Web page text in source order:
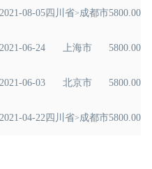
2021-08-05四川省>成都市5800.00
2021-06-24 上海市 5800.00
2021-06-03 北京市 5800.00
2021-04-22四川省>成都市5800.00